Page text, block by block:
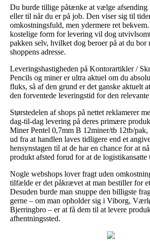
Du burde tillige påtænke at vælge
eller til når du er på job. Den viser sig til
omkostningsfuld, men ydermere ret
kostelige form for levering vil dog
pakken selv, hvilket dog beroer på at du
shoppens adresse.
Leveringshastigheden på Kontorartikler /
Pencils og miner er ultra aktuel om du
fluks, så af den grund er det ganske aktuelt
den forventede leveringstid for den relevante
Størstedelen af shops på nettet reklamerer
dag-til-dag levering på deres primære
Miner Pentel 0,7mm B 12miner/tb 12tb/pak,
ud fra at handlen laves tidligere end et
hensynstagen til at de har en chance for at
produkt afsted forud for at de logistikansatte
Nogle webshops lover fragt uden
tilfælde er det påkrævet at man bestiller for
Desuden burde man snuppe den billigste
gerne – om man opholder sig i Viborg,
Bjerringbro – er at få dem til at levere
afhentningssted.